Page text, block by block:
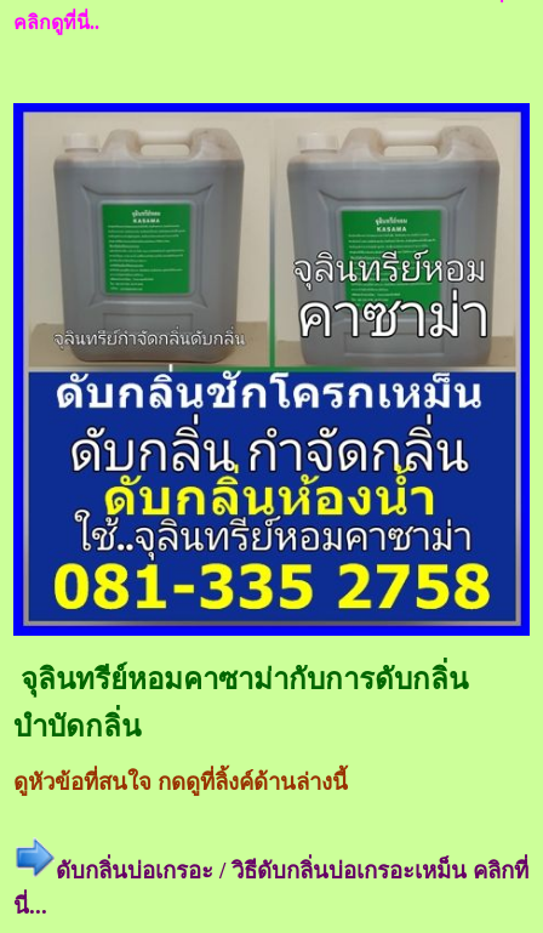
คลิกดูที่นี่..
จุลินทรีย์หอมคาซาม่ากับการดับกลิ่น
บำบัดกลิ่น
ดูหัวข้อที่สนใจ กดดูที่ลิ้งค์ด้านล่างนี้
ดับกลิ่นบ่อเกรอะ / วิธีดับกลิ่นบ่อเกรอะเหม็น คลิกที่
นี่...